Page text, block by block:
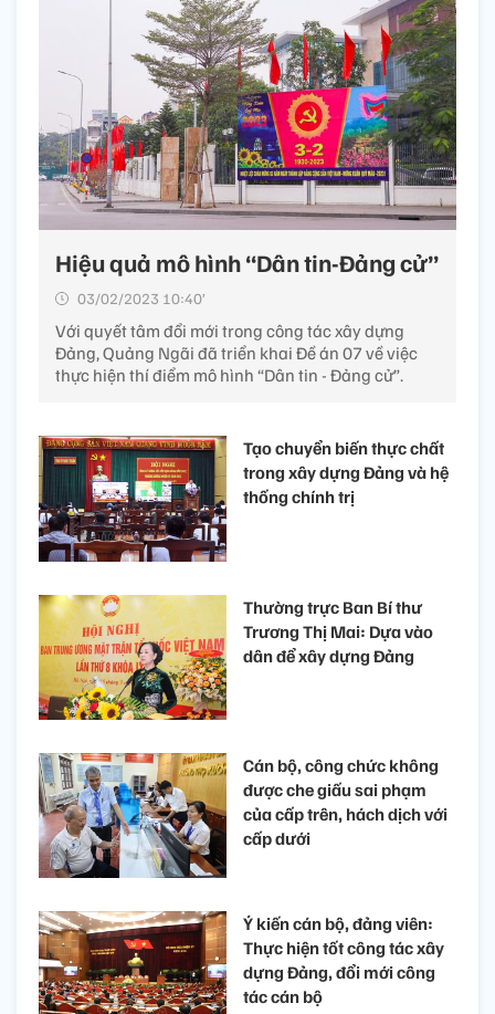
Hiệu quả mô hình “Dân tin-Đảng cử”
03/02/2023 10:40’
Với quyết tâm đổi mới trong công tác xây dựng
Đảng, Quảng Ngãi đã triển khai Đề án 07 về việc
thực hiện thí điểm mô hình “Dân tin - Đảng cử”.
Tạo chuyển biến thực chất
trong xây dựng Đảng và hệ
thống chính trị
Thường trực Ban Bí thư
Trương Thị Mai: Dựa vào
dân để xây dựng Đảng
Cán bộ, công chức không
được che giấu sai phạm
của cấp trên, hách dịch với
cấp dưới
Ý kiến cán bộ, đảng viên:
Thực hiện tốt công tác xây
dựng Đảng, đổi mới công
tác cán bộ